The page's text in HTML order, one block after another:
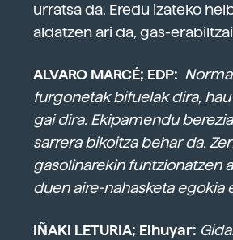
urratsa da. Eredu izateko
aldatzen ari da, gas-
ALVARO MARCÉ; EDP:
furgonetak bifuelak dira,
gai dira. Ekipamendu
sarrera bikoitza behar da.
gasolinarekin funtzionatzen
duen aire-nahasketa egokia
IÑAKI LETURIA; Elhuyar: